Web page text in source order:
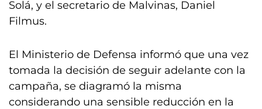
Solá, y el secretario de Malvinas, Daniel
Filmus.
El Ministerio de Defensa informó que una vez
tomada la decisión de seguir adelante con la
campaña, se diagramó la misma
considerando una sensible reducción en la